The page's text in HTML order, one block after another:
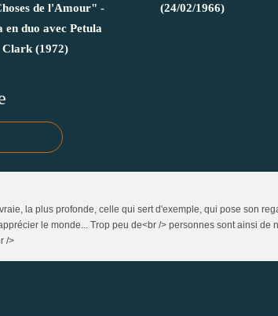
de l'Amour" -
en duo avec Petula
Clark (1972)
(24/02/1966)
la plus profonde, celle qui sert d'exemple, qui pose son
le monde... Trop peu de<br /> personnes sont ainsi de
/>